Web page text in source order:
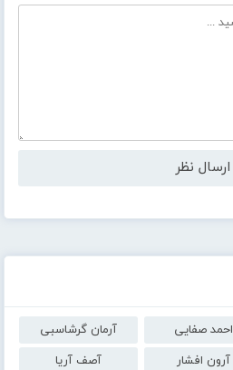
احمد صفایی
آرمان گرشاسبی
آرون افشار
آصف آریا